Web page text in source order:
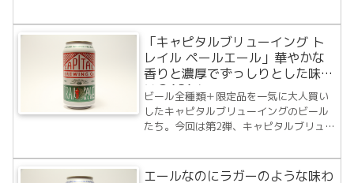
ワリーのウェブサイトを見たり調べたり
しているとよく気づくことがあります。
それはどのブリュワリーも自分たちがい
る地域社...
「キャピタルブリューイング ト
レイル ペールエール」華やかな
香りと濃厚でずっしりとした味わ
いのAPA！
ビール全種類＋限定品を一気に大人買い
したキャピタルブリューイングのビール
たち。今回は第2弾、キャピタルブリュー
ャピタル"ブリューイングというブリュワ
リー名の通りオーストラリアの首都が置
エールなのにラガーのような味わ